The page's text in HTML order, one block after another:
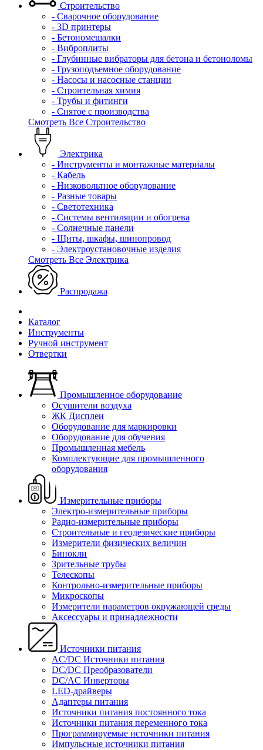
Строительство
- Сварочное оборудование
- 3D принтеры
- Бетономешалки
- Виброплиты
- Глубинные вибраторы для бетона и бетоноломы
- Грузоподъемное оборудование
- Насосы и насосные станции
- Строительная химия
- Трубы и фитинги
- Снятое с производства
Смотреть Все Строительство
Электрика
- Инструменты и монтажные материалы
- Кабель
- Низковольтное оборудование
- Разные товары
- Светотехника
- Системы вентиляции и обогрева
- Солнечные панели
- Щиты, шкафы, шинопровод
- Электроустановочные изделия
Смотреть Все Электрика
Распродажа
Каталог
Инструменты
Ручной инструмент
Отвертки
Промышленное оборудование
Осушители воздуха
ЖК Дисплеи
Оборудование для маркировки
Оборудование для обучения
Промышленная мебель
Комплектующие для промышленного
оборудования
Измерительные приборы
Электро-измерительные приборы
Радио-измерительные приборы
Строительные и геодезические приборы
Измерители физических величин
Бинокли
Зрительные трубы
Телескопы
Контрольно-измерительные приборы
Микроскопы
Измерители параметров окружающей среды
Аксессуары и принадлежности
Источники питания
AC/DC Источники питания
DC/DC Преобразователи
DC/AC Инверторы
LED-драйверы
Адаптеры питания
Источники питания постоянного тока
Источники питания переменного тока
Программируемые источники питания
Импульсные источники питания